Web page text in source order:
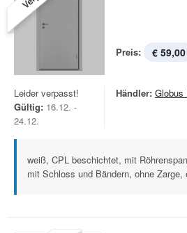
Preis: € 59,00
Leider verpasst!
Gültig: 16.12. -
24.12.
Händler: Globus
weiß, CPL beschichtet, mit
mit Schloss und Bändern, ohne Zarge,